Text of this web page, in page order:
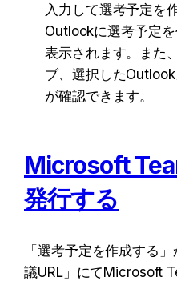
入力して選考予定を
Outlookに選考予定
表示されます。また
ブ、選択した
が確認できます。
Microsoft
発行する
「選考予定を作成する
議URL」にてMicrosoft